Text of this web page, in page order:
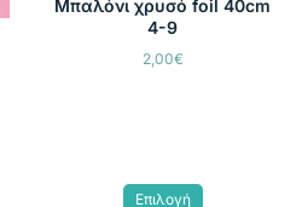
Μπαλόνι χρυσό foil 40cm
4-9
2,00€
Επιλογή